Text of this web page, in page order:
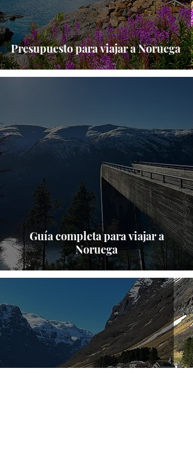
Presupuesto para viajar a Noruega
Guía completa para viajar a
Noruega